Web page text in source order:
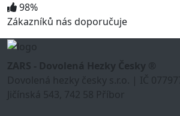
98%
Zákazníků nás doporučuje
ZARS - Dovolená Hezky Česky ®
Dovolená hezky česky s.r.o. | IČ
Jičínská 543, 742 58 Příbor